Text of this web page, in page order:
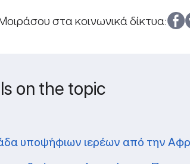
στα κοινωνικά δίκτυα:
on the topic
υποψήφιων ιερέων από την